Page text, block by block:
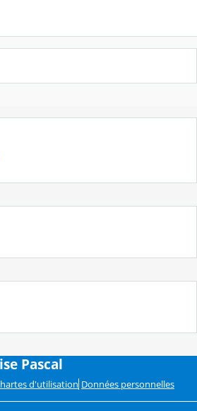
Pascal
d'utilisation Données personnelles